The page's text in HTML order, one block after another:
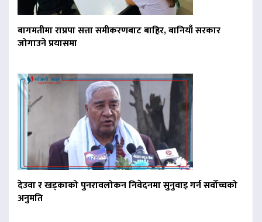
बागमतीमा राप्रपा सत्ता समीकरणबाट बाहिर, बानियाँ सरकार
जोगाउने प्रयासमा
देउवा र खड्काको पुनरावलोकन निवेदनमा सुनुवाइ गर्न सर्वोच्चको
अनुमति